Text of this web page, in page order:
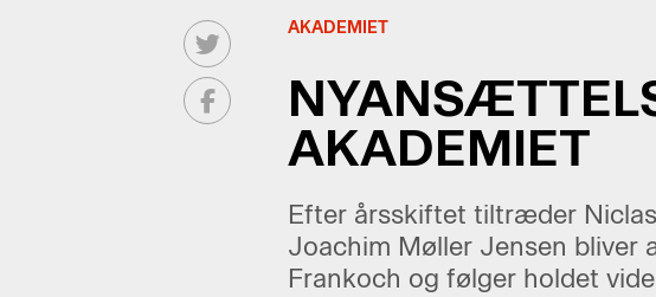
AKADEMIET
AKADEMIET
Efter årsskiftet tiltræder
Joachim Møller Jensen bliver
Frankoch og følger holdet